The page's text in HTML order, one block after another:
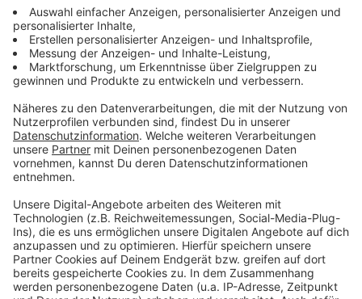
entgegenkommenden LKW. Die Streifenbeamten
verloren den Sichtkontakt, fanden den verlassenen
Renault aber kurze Zeit später im Bereich Feldmark in
Rhede und forderten einen Hubschrauber an, der die 3
aufspürte. Bei den drei Verdächtigen wurde ein Auto-
Schüssel sichergestellt, der bei dem Einbruch
gestohlen wurde. Das dazugehörige Fahrzeug hatten
die Einbrecher anscheinend nicht gefunden, so die
Polizei.
Anzeige